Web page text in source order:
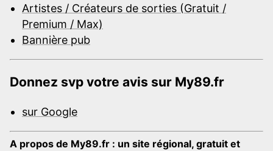
Artistes / Créateurs de sorties (Gratuit /
Premium / Max)
Bannière pub
Donnez svp votre avis sur My89.fr
sur Google
A propos de My89.fr : un site régional, gratuit et